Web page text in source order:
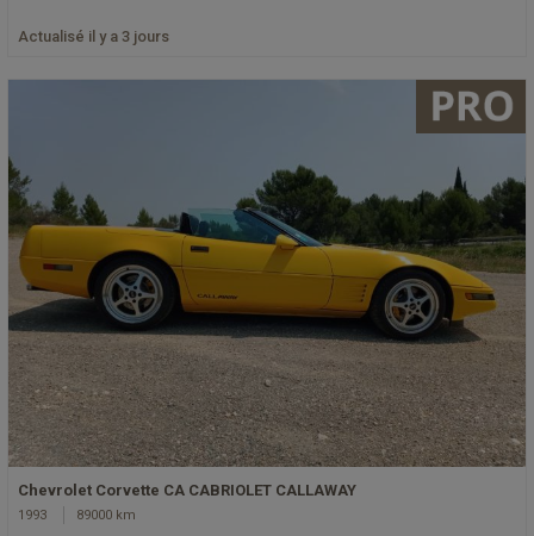
Actualisé il y a 3 jours
Chevrolet Corvette CA CABRIOLET CALLAWAY
1993 89000 km